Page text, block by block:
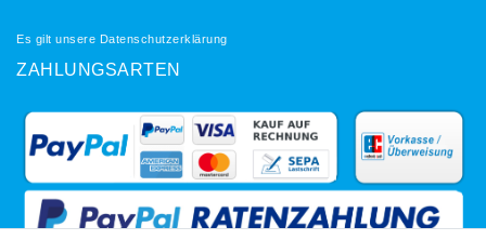
Es gilt unsere Datenschutzerklärung
ZAHLUNGSARTEN